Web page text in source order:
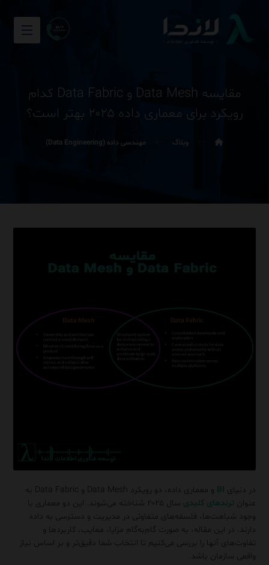
مقایسه Data Mesh و Data Fabric کدام
رویکرد برای معماری داده ۲۰۲۵ بهتر است؟
وبلاگ مهندسی داده (Data Engineering)
در دنیای BI
و معماری داده، دو رویکرد Data Mesh و Data Fabric به
عنوان ترندهای کلیدی
سال ۲۰۲۵ شناخته می‌شوند. این دو معماری با
وجود شباهت‌ها، فلسفه‌های متفاوتی در مدیریت و دسترسی به داده
دارند. در این مقاله، به صورت گام‌به‌گام مزایا، معایب، کاربردها و
تفاوت‌های آنها را بررسی می‌کنیم تا انتخاب شما دقیق‌تر و بر اساس نیاز
واقعی سازمان باشد.